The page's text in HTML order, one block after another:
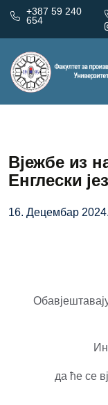
+387 59 240
654
Вјежбе из
Енглески
16. Децембар 2024.
да ће се